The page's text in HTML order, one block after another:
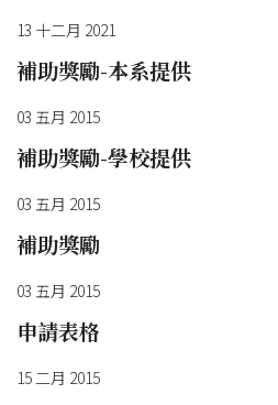
13 十二月 2021
補助獎勵-本系提供
03 五月 2015
補助獎勵-學校提供
03 五月 2015
補助獎勵
03 五月 2015
申請表格
15 二月 2015